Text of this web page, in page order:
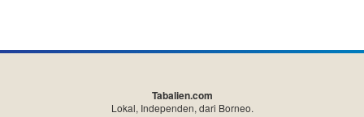
Tabalien.com
Lokal, Independen, dari Borneo.